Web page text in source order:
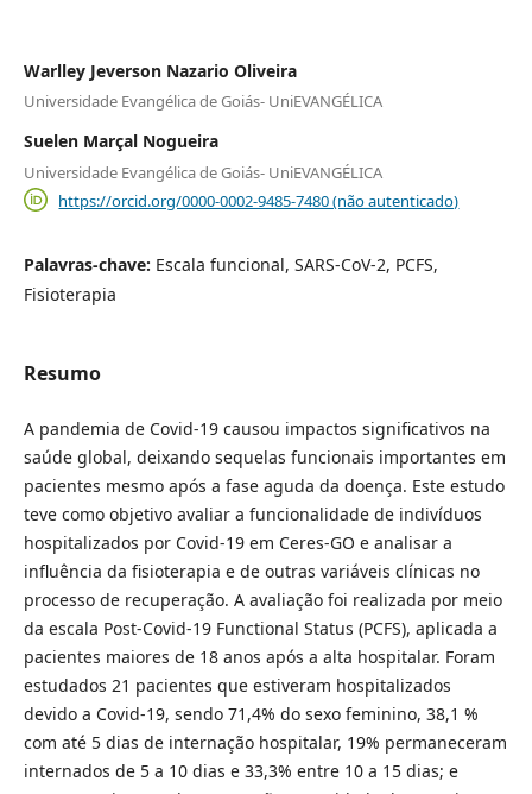
Warlley Jeverson Nazario Oliveira
Universidade Evangélica de Goiás- UniEVANGÉLICA
Suelen Marçal Nogueira
Universidade Evangélica de Goiás- UniEVANGÉLICA
https://orcid.org/0000-0002-9485-7480 (não autenticado)
Palavras-chave: Escala funcional, SARS-CoV-2, PCFS,
Fisioterapia
Resumo
A pandemia de Covid-19 causou impactos significativos na
saúde global, deixando sequelas funcionais importantes em
pacientes mesmo após a fase aguda da doença. Este estudo
teve como objetivo avaliar a funcionalidade de indivíduos
hospitalizados por Covid-19 em Ceres-GO e analisar a
influência da fisioterapia e de outras variáveis clínicas no
processo de recuperação. A avaliação foi realizada por meio
da escala Post-Covid-19 Functional Status (PCFS), aplicada a
pacientes maiores de 18 anos após a alta hospitalar. Foram
estudados 21 pacientes que estiveram hospitalizados
devido a Covid-19, sendo 71,4% do sexo feminino, 38,1 %
com até 5 dias de internação hospitalar, 19% permaneceram
internados de 5 a 10 dias e 33,3% entre 10 a 15 dias; e